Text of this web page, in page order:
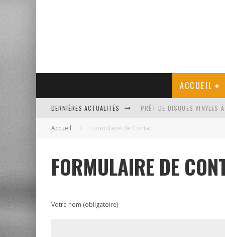
ACCUEIL
DERNIÈRES ACTUALITÉS PRÊT DE DISQUES VINYLES
PLATINE VINYLE AUDIO-
UN NOUVEAU DISQUAIRE
Accueil Formulaire de Contact
FORMULAIRE DE
Votre nom (obligatoire)